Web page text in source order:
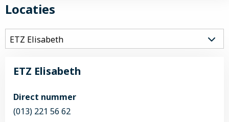
Locaties
ETZ Elisabeth
Direct nummer
(013) 221 56 62